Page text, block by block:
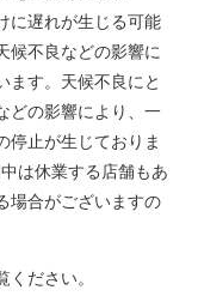
に遅れが生じる可能
候不良などの影響に
ます。天候不良にと
どの影響により、一
停止が生じておりま
は休業する店舗もあ
場合がございますの
ださい。